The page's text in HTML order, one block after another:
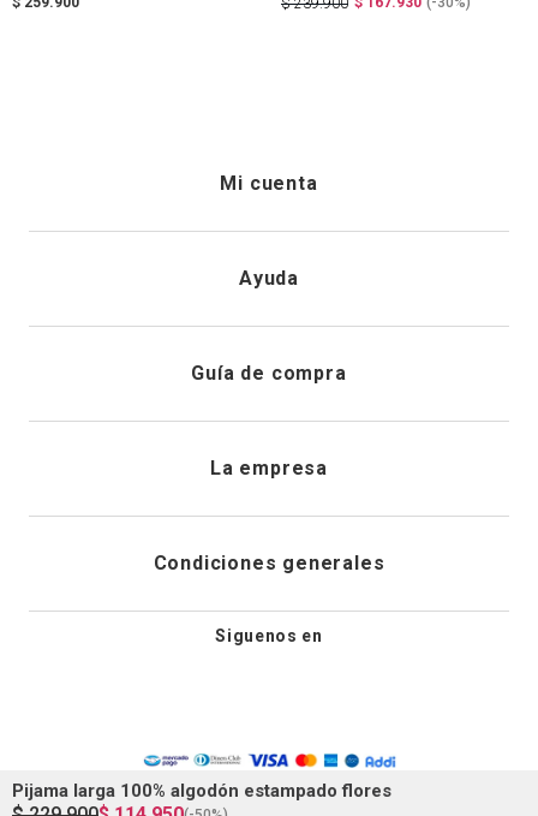
Pijama larga 100% algodón estampado flores
$ 239.900
Mi cuenta
Registrarme
Historial de pedidos
Ayuda
Envíanos un email
Cambios, devoluciones y desistimiento
Guía de compra
Cuidado de prendas
La empresa
Tiendas
Condiciones generales
Aviso legal
Política de privacidad
Siguenos en